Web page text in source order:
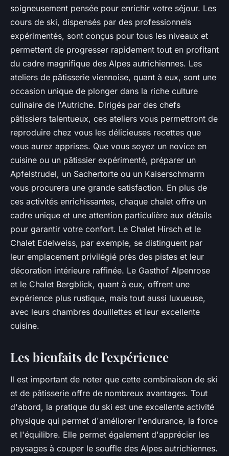
soigneusement pensée pour enrichir votre séjour. Les
cours de ski, dispensés par des professionnels
expérimentés, sont conçus pour tous les niveaux et
permettent de progresser rapidement tout en profitant
du cadre magnifique des Alpes autrichiennes. Les
ateliers de pâtisserie viennoise, quant à eux, sont une
occasion unique de plonger dans la riche culture
culinaire de l'Autriche. Dirigés par des chefs
pâtissiers talentueux, ces ateliers vous permettront de
reproduire chez vous les délicieuses recettes que
vous aurez apprises. Que vous soyez un novice en
cuisine ou un pâtissier expérimenté, préparer un
Apfelstrudel, un Sachertorte ou un Kaiserschmarrn
vous procurera une grande satisfaction. En plus de
ces activités enrichissantes, chaque chalet offre un
cadre unique et une attention particulière aux détails
pour garantir votre confort. Le Chalet Hirsch et le
Chalet Edelweiss, par exemple, se distinguent par
leur emplacement privilégié près des pistes et leur
décoration intérieure raffinée. Le Gasthof Alpenrose
et le Chalet Bergblick, quant à eux, offrent une
expérience plus rustique, mais tout aussi luxueuse,
avec leurs chambres douillettes et leur excellente
cuisine.
Les bienfaits de l'expérience
Il est important de noter que cette combinaison de ski
et de pâtisserie offre de nombreux avantages. Tout
d'abord, la pratique du ski est une excellente activité
physique qui permet d'améliorer l'endurance, la force
et l'équilibre. Elle permet également d'apprécier les
paysages à couper le souffle des Alpes autrichiennes.